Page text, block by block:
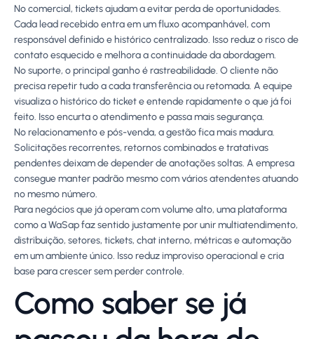
No comercial, tickets ajudam a evitar perda de oportunidades.
Cada lead recebido entra em um fluxo acompanhável, com
responsável definido e histórico centralizado. Isso reduz o risco de
contato esquecido e melhora a continuidade da abordagem.
No suporte, o principal ganho é rastreabilidade. O cliente não
precisa repetir tudo a cada transferência ou retomada. A equipe
visualiza o histórico do ticket e entende rapidamente o que já foi
feito. Isso encurta o atendimento e passa mais segurança.
No relacionamento e pós-venda, a gestão fica mais madura.
Solicitações recorrentes, retornos combinados e tratativas
pendentes deixam de depender de anotações soltas. A empresa
consegue manter padrão mesmo com vários atendentes atuando
no mesmo número.
Para negócios que já operam com volume alto, uma plataforma
como a WaSap faz sentido justamente por unir multiatendimento,
distribuição, setores, tickets, chat interno, métricas e automação
em um ambiente único. Isso reduz improviso operacional e cria
base para crescer sem perder controle.
Como saber se já